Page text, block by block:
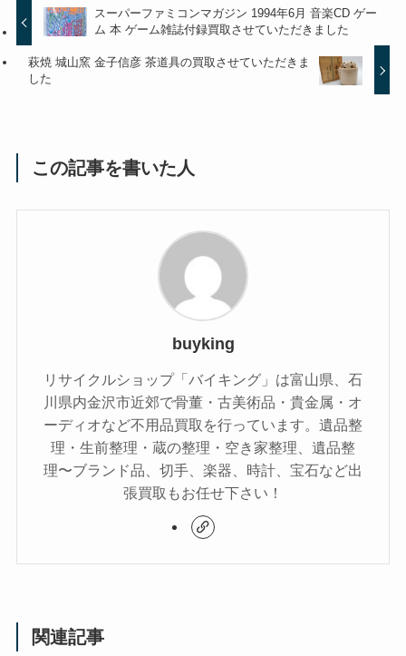
スーパーファミコンマガジン 1994年6月 音楽CD ゲー
ム 本 ゲーム雑誌付録買取させていただきました
萩焼 城山窯 金子信彦 茶道具の買取させていただきま
した
この記事を書いた人
buyking
リサイクルショップ「バイキング」は富山県、石
川県内金沢市近郊で骨董・古美術品・貴金属・オ
ーディオなど不用品買取を行っています。遺品整
理・生前整理・蔵の整理・空き家整理、遺品整
理〜ブランド品、切手、楽器、時計、宝石など出
張買取もお任せ下さい！
関連記事